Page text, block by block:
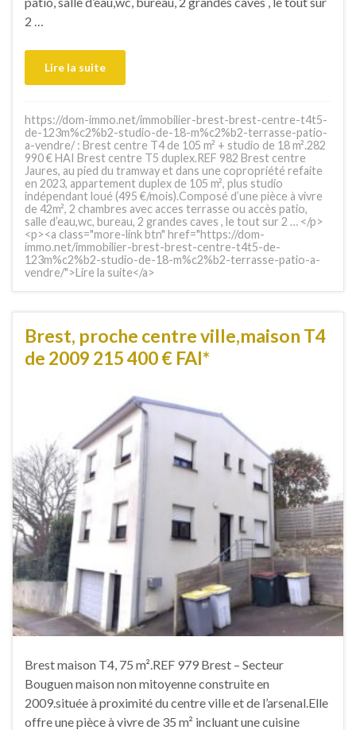
2 …
Lire la suite
https://dom-immo.net/immobilier-brest-brest-centre-t4t5-
de-123m%c2%b2-studio-de-18-m%c2%b2-terrasse-patio-
a-vendre/ : Brest centre T4 de 105 m² + studio de 18 m².282
990 € HAI Brest centre T5 duplex.REF 982 Brest centre
Jaures, au pied du tramway et dans une copropriété refaite
en 2023, appartement duplex de 105 m², plus studio
indépendant loué (495 €/mois).Composé d’une pièce à vivre
de 42m², 2 chambres avec acces terrasse ou accès patio,
salle d’eau,wc, bureau, 2 grandes caves , le tout sur 2 … </p>
<p><a class="more-link btn" href="https://dom-
immo.net/immobilier-brest-brest-centre-t4t5-de-
123m%c2%b2-studio-de-18-m%c2%b2-terrasse-patio-a-
vendre/">Lire la suite</a>
Brest, proche centre ville,maison T4
de 2009 215 400 € FAI*
Brest maison T4, 75 m².REF 979 Brest – Secteur
Bouguen maison non mitoyenne construite en
2009.située à proximité du centre ville et de l’arsenal.Elle
offre une pièce à vivre de 35 m² incluant une cuisine